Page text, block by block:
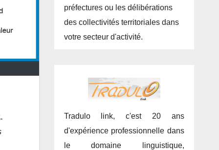
préfectures ou les délibérations
des collectivités territoriales dans
votre secteur d'activité.
Tradulo link, c'est 20 ans
d'expérience professionnelle dans
le domaine linguistique,